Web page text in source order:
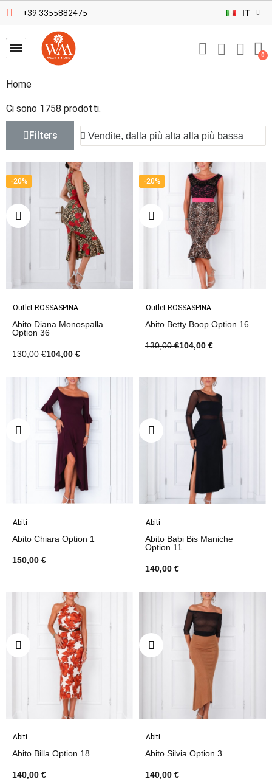
+39 3355882475 IT
Home
Ci sono 1758 prodotti.
Filters
-20%
Outlet ROSSASPINA
Abito Diana Monospalla
Option 36
130,00 €104,00 €
-20%
Outlet ROSSASPINA
Abito Betty Boop Option 16
130,00 €104,00 €
Abiti
Abito Chiara Option 1
150,00 €
Abiti
Abito Babi Bis Maniche
Option 11
140,00 €
Abiti
Abito Billa Option 18
140,00 €
Abiti
Abito Silvia Option 3
140,00 €